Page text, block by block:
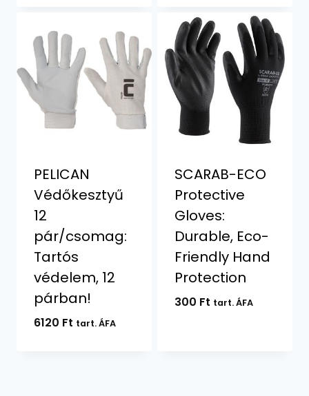
PELICAN
Védőkesztyű
12
pár/csomag:
Tartós
védelem, 12
párban!
6120 Ft tart. ÁFA
SCARAB-ECO
Protective
Gloves:
Durable, Eco-
Friendly Hand
Protection
300 Ft tart. ÁFA